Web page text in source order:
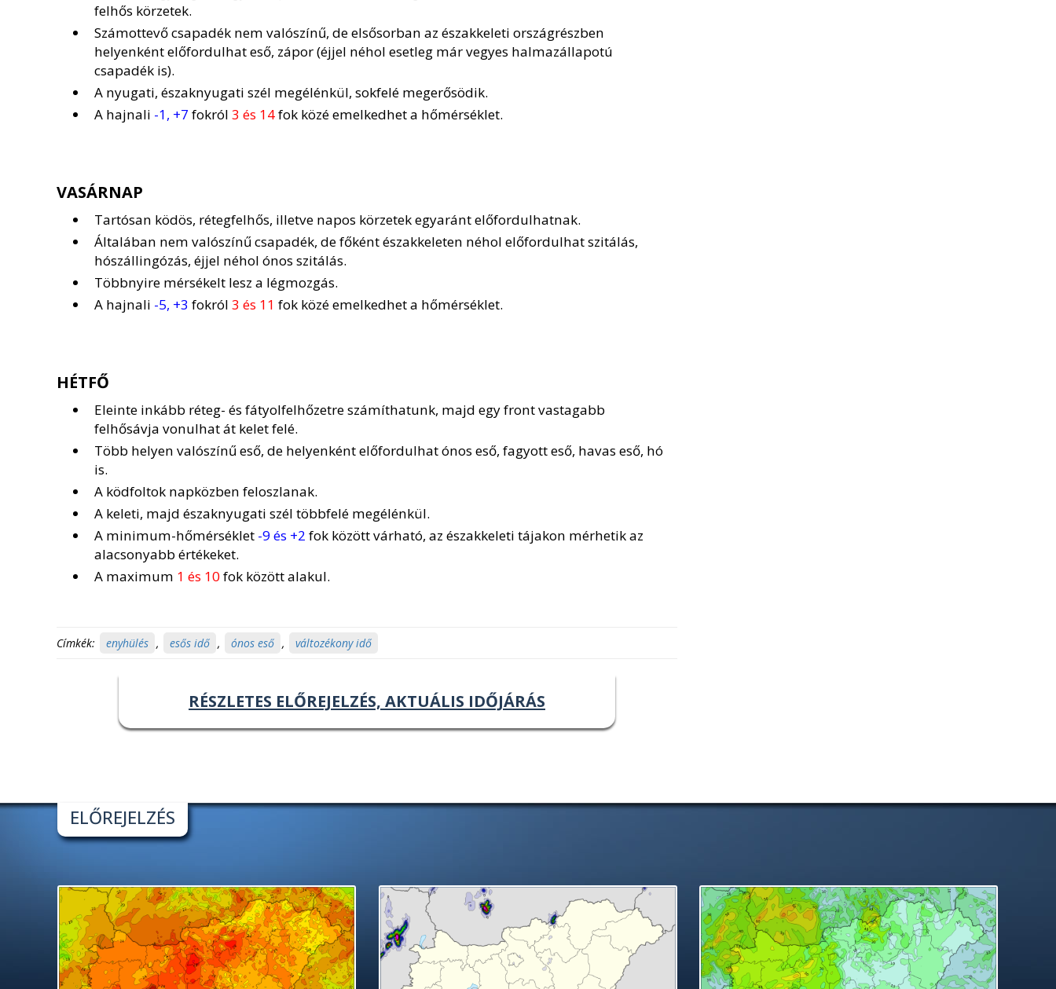
felhős körzetek.
Számottevő csapadék nem valószínű, de elsősorban az északkeleti országrészben
helyenként előfordulhat eső, zápor (éjjel néhol esetleg már vegyes halmazállapotú
csapadék is).
A nyugati, északnyugati szél megélénkül, sokfelé megerősödik.
A hajnali -1, +7 fokról 3 és 14fok közé emelkedhet a hőmérséklet.
VASÁRNAP
Tartósan ködös, rétegfelhős, illetve napos körzetek egyaránt előfordulhatnak.
Általában nem valószínű csapadék, de főként északkeleten néhol előfordulhat szitálás,
hószállingózás, éjjel néhol ónos szitálás.
Többnyire mérsékelt lesz a légmozgás.
A hajnali -5, +3 fokról 3 és 11 fok közé emelkedhet a hőmérséklet.
HÉTFŐ
Eleinte inkább réteg- és fátyolfelhőzetre számíthatunk, majd egy front vastagabb
felhősávja vonulhat át kelet felé.
Több helyen valószínű eső, de helyenként előfordulhat ónos eső, fagyott eső, havas eső, hó
is.
A ködfoltok napközben feloszlanak.
A keleti, majd északnyugati szél többfelé megélénkül.
A minimum-hőmérséklet -9 és +2 fok között várható, az északkeleti tájakon mérhetik az
alacsonyabb értékeket.
A maximum 1 és 10fok között alakul.
Címkék: enyhülés , esős idő , ónos eső , változékony idő
RÉSZLETES ELŐREJELZÉS, AKTUÁLIS IDŐJÁRÁS
ELŐREJELZÉS